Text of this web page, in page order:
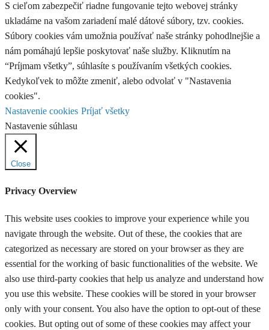
S cieľom zabezpečiť riadne fungovanie tejto webovej stránky
ukladáme na vašom zariadení malé dátové súbory, tzv. cookies.
Súbory cookies vám umožnia používať naše stránky pohodlnejšie a
nám pomáhajú lepšie poskytovať naše služby. Kliknutím na
“Príjmam všetky”, súhlasíte s používaním všetkých cookies.
Kedykoľvek to môžte zmeniť, alebo odvolať v "Nastavenia
cookies".
Nastavenie cookies Príjať všetky
Nastavenie súhlasu
Close
Privacy Overview
This website uses cookies to improve your experience while you
navigate through the website. Out of these, the cookies that are
categorized as necessary are stored on your browser as they are
essential for the working of basic functionalities of the website. We
also use third-party cookies that help us analyze and understand how
you use this website. These cookies will be stored in your browser
only with your consent. You also have the option to opt-out of these
cookies. But opting out of some of these cookies may affect your